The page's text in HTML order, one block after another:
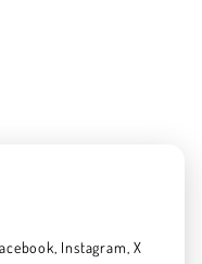
Instagram, X